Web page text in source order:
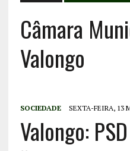
Câmara
Valongo
SOCIEDADE SEXTA-FEIRA, 13
Valongo: